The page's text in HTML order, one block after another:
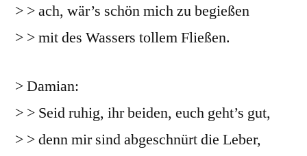
> > ach, wär’s schön mich zu begießen
> > mit des Wassers tollem Fließen.
> Damian:
> > Seid ruhig, ihr beiden, euch geht’s gut,
> > denn mir sind abgeschnürt die Leber,